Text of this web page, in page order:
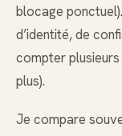
blocage
d’identité, de
compter
plus).
Je compare